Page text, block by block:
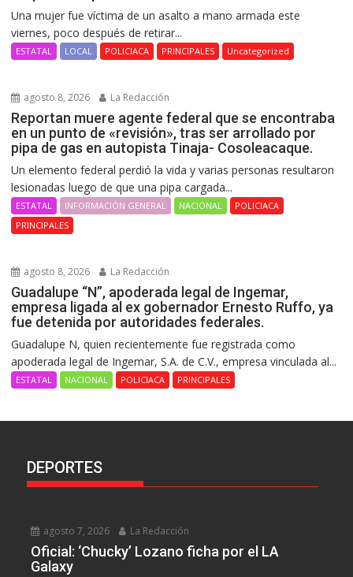
Una mujer fue víctima de un asalto a mano armada este
viernes, poco después de retirar...
ESTATAL LOCAL POLICIACA PRINCIPALES Uncategorized
agosto 8, 2026 La Redacción
Reportan muere agente federal que se encontraba
en un punto de «revisión», tras ser arrollado por
pipa de gas en autopista Tinaja- Cosoleacaque.
Un elemento federal perdió la vida y varias personas resultaron
lesionadas luego de que una pipa cargada...
ESTATAL INFORMACIÓN GENERAL NACIONAL
POLICIACA
PRINCIPALES
agosto 8, 2026 La Redacción
Guadalupe “N”, apoderada legal de Ingemar,
empresa ligada al ex gobernador Ernesto Ruffo, ya
fue detenida por autoridades federales.
Guadalupe N, quien recientemente fue registrada como
apoderada legal de Ingemar, S.A. de C.V., empresa vinculada al...
ESTATAL NACIONAL POLICIACA PRINCIPALES
DEPORTES
agosto 7, 2026 La Redacción
Oficial: ‘Chucky’ Lozano ficha por el LA
Galaxy